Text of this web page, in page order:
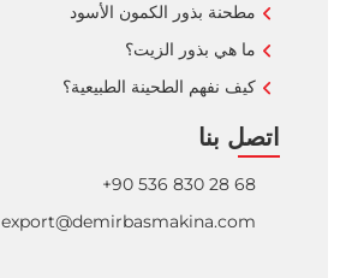
مطحنة بذور الكمون الأسود
ما هي بذور الزيت؟
كيف نفهم الطحينة الطبيعية؟
اتصل بنا
+90 536 830 28 68
export@demirbasmakina.com